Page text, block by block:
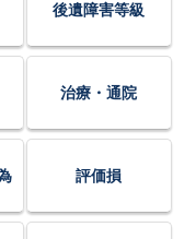
後遺障害等級
治療・通院
評価損